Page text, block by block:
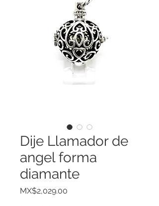
Dije Llamador de
angel forma
diamante
MX$2,029.00